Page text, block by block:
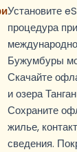
Установите
процедура
Бужумбуры
Скачайте
и озера
Сохраните
жилье,
сведения.